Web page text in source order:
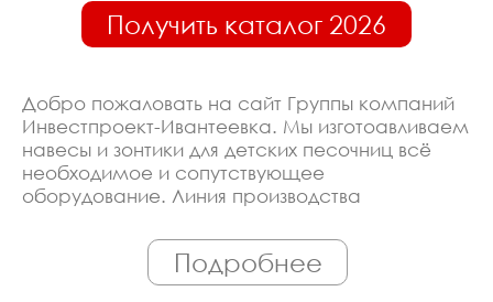
Получить каталог 2026
Добро пожаловать на сайт Группы компаний
Инвестпроект-Ивантеевка. Мы изготоавливаем
навесы и зонтики для детских песочниц всё
необходимое и сопутствующее
оборудование. Линия производства
работает только квалифицированный
персонал. Поэтому Вы всегда можете
рассчитывать на исключительно высокую
Подробнее